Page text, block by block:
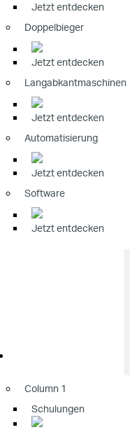
Jetzt entdecken
Doppelbieger
Jetzt entdecken
Langabkantmaschinen
Jetzt entdecken
Automatisierung
Jetzt entdecken
Software
Jetzt entdecken
Column 1
Schulungen